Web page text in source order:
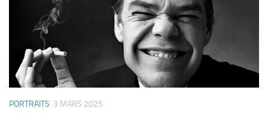
PORTRAITS 3 MARS 2025